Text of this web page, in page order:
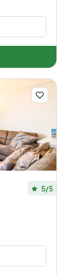
5/5